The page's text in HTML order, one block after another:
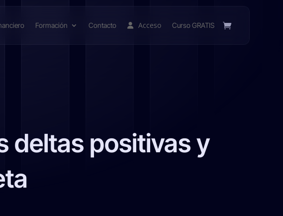
Formación Contacto Acceso Curso GRATIS
deltas positivas y